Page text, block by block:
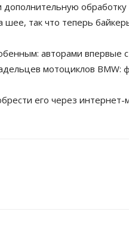
дополнительную
так что теперь
авторами впервые
мотоциклов BMW:
его через интернет-